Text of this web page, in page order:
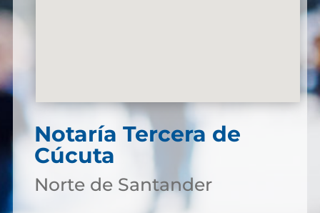
Notaría Tercera de
Cúcuta
Norte de Santander